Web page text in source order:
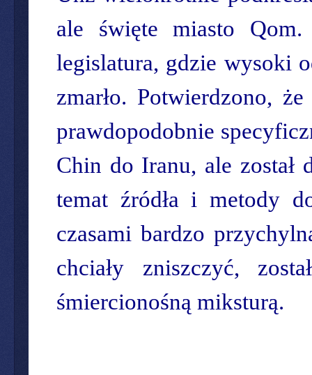
ale święte miasto
legislatura, gdzie wysoki
zmarło. Potwierdzono,
prawdopodobnie
Chin do Iranu, ale został
temat źródła i metody
czasami bardzo
chciały zniszczyć,
śmiercionośną miksturą.